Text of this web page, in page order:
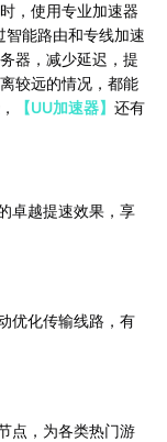
，使用专业加速器
智能路由和专线加速
器，减少延迟，提
较远的情况，都能
【UU加速器】 还有
卓越提速效果，享
优化传输线路，有
点，为各类热门游